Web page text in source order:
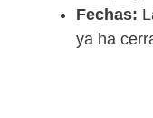
Fechas:
ya ha